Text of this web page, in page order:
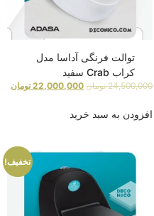
توالت فرنگی آداسا مدل
کراب Crab سفید
24,500,000 تومان 22,000,000 تومان
افزودن به سبد خرید
تخفیف!